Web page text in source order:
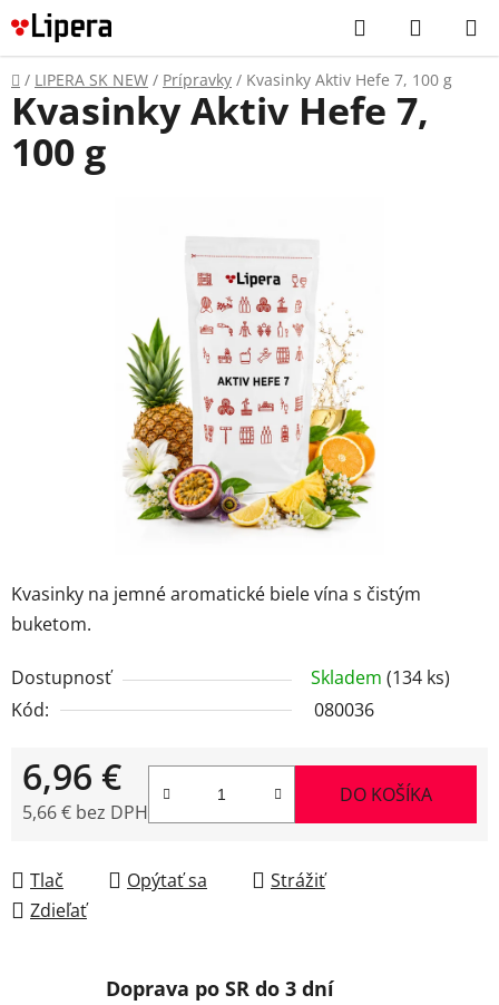
Prejsť
na
obsah
Hľadať
KOŠÍK
Domov
/ LIPERA SK NEW / Prípravky / Kvasinky Aktiv Hefe 7, 100 g
Kvasinky na jemné aromatické biele vína s čistým
buketom.
Dostupnosť Skladem (134 ks)
Kód:
080036
6,96 €
5,66 € bez DPH
DO KOŠÍKA
Tlač Opýtať sa
Strážiť
Zdieľať
Kvasinky Aktiv Hefe 7,
100 g
Doprava po SR do 3 dní